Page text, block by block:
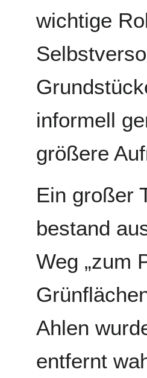
wichtige
informell
größere
Ein großer
bestand
Weg „zum
Ahlen
entfernt